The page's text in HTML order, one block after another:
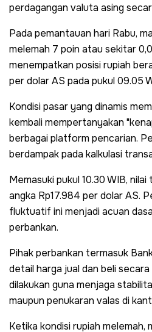
perdagangan valuta asing
Pada pemantauan hari Rabu,
melemah 7 poin atau sekitar
menempatkan posisi rupiah
per dolar AS pada pukul 09.05
Kondisi pasar yang dinamis
kembali mempertanyakan
berbagai platform pencarian.
berdampak pada kalkulasi
Memasuki pukul 10.30 WIB,
angka Rp17.984 per dolar AS.
fluktuatif ini menjadi acuan
perbankan.
Pihak perbankan termasuk
detail harga jual dan beli
dilakukan guna menjaga
maupun penukaran valas di
Ketika kondisi rupiah melemah,